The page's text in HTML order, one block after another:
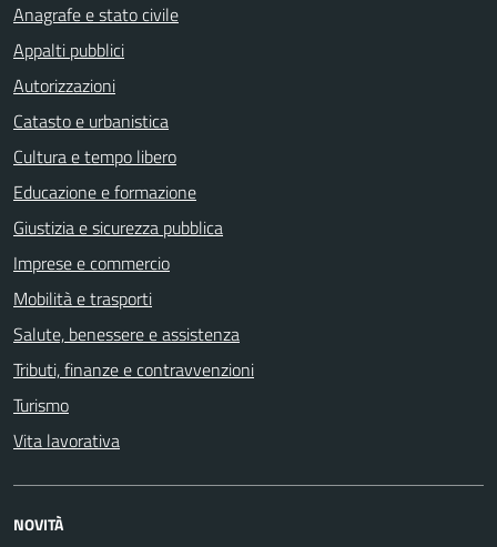
Anagrafe e stato civile
Appalti pubblici
Autorizzazioni
Catasto e urbanistica
Cultura e tempo libero
Educazione e formazione
Giustizia e sicurezza pubblica
Imprese e commercio
Mobilità e trasporti
Salute, benessere e assistenza
Tributi, finanze e contravvenzioni
Turismo
Vita lavorativa
NOVITÀ